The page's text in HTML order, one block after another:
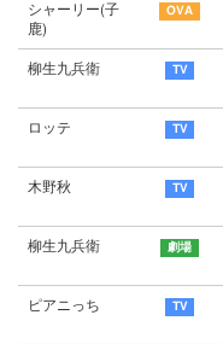
シャーリー(子
鹿)
柳生九兵衛
ロッテ
木野秋
柳生九兵衛
ピアニっち